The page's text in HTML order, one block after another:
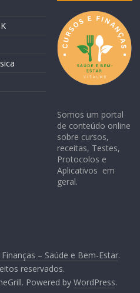
Somos um portal
de conteúdo online
sobre cursos,
receitas, Testes,
Protocolos e
Aplicativos em
geral.
– Saúde e Bem-Estar.
reservados.
Powered byWordPress.